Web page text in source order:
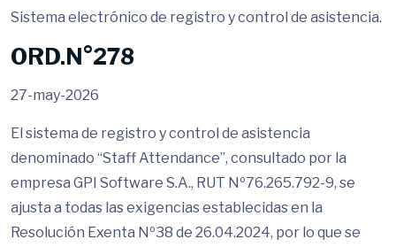
Sistema electrónico de registro y control de asistencia.
ORD.N°278
27-may-2026
El sistema de registro y control de asistencia
denominado “Staff Attendance”, consultado por la
empresa GPI Software S.A., RUT Nº76.265.792-9, se
ajusta a todas las exigencias establecidas en la
Resolución Exenta Nº38 de 26.04.2024, por lo que se